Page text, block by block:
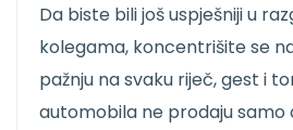
Da biste bili još uspješniji u
kolegama, koncentrišite se
pažnju na svaku riječ, gest i
automobila ne prodaju samo